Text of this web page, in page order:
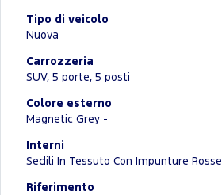
Tipo di veicolo
Nuova
Carrozzeria
SUV, 5 porte, 5 posti
Colore esterno
Magnetic Grey -
Interni
Sedili In Tessuto Con Impunture Rosse
Riferimento